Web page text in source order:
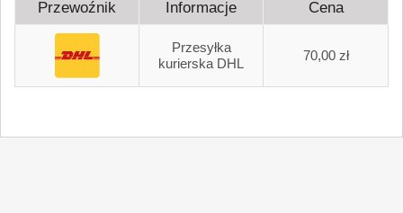
Przewoźnik Informacje Cena
Przesyłka
kurierska DHL
70,00 zł